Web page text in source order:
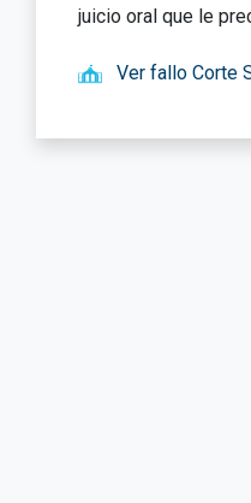
juicio oral que le
Ver fallo Corte